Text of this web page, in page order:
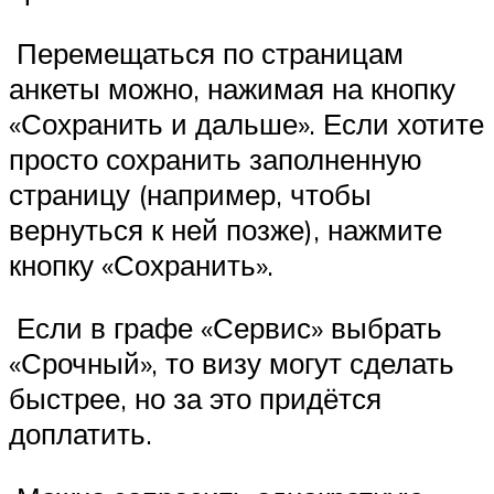
️ Перемещаться по страницам
анкеты можно, нажимая на кнопку
«Сохранить и дальше». Если хотите
просто сохранить заполненную
страницу (например, чтобы
вернуться к ней позже), нажмите
кнопку «Сохранить».
️ Если в графе «Сервис» выбрать
«Срочный», то визу могут сделать
быстрее, но за это придётся
доплатить.